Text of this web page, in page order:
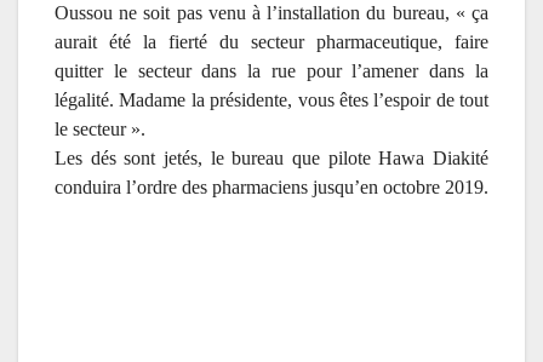
Oussou ne soit pas venu à l’installation du bureau, « ça
aurait été la fierté du secteur pharmaceutique, faire
quitter le secteur dans la rue pour l’amener dans la
légalité. Madame la présidente, vous êtes l’espoir de tout
le secteur ».
Les dés sont jetés, le bureau que pilote Hawa Diakité
conduira l’ordre des pharmaciens jusqu’en octobre 2019.